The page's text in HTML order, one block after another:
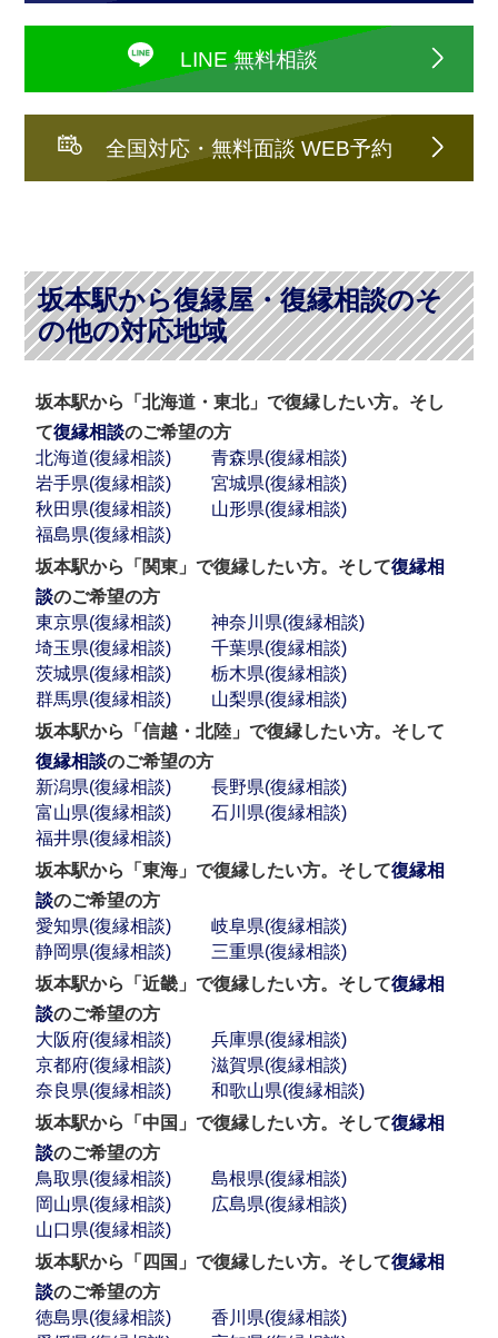
LINE 無料相談
全国対応・無料面談 WEB予約
坂本駅から復縁屋・復縁相談のそ
の他の対応地域
坂本駅から「北海道・東北」で復縁したい方。そし
て復縁相談のご希望の方
北海道(復縁相談)
青森県(復縁相談)
岩手県(復縁相談)
宮城県(復縁相談)
秋田県(復縁相談)
山形県(復縁相談)
福島県(復縁相談)
坂本駅から「関東」で復縁したい方。そして復縁相
談のご希望の方
東京県(復縁相談)
神奈川県(復縁相談)
埼玉県(復縁相談)
千葉県(復縁相談)
茨城県(復縁相談)
栃木県(復縁相談)
群馬県(復縁相談)
山梨県(復縁相談)
坂本駅から「信越・北陸」で復縁したい方。そして
復縁相談のご希望の方
新潟県(復縁相談)
長野県(復縁相談)
富山県(復縁相談)
石川県(復縁相談)
福井県(復縁相談)
坂本駅から「東海」で復縁したい方。そして復縁相
談のご希望の方
愛知県(復縁相談)
岐阜県(復縁相談)
静岡県(復縁相談)
三重県(復縁相談)
坂本駅から「近畿」で復縁したい方。そして復縁相
談のご希望の方
大阪府(復縁相談)
兵庫県(復縁相談)
京都府(復縁相談)
滋賀県(復縁相談)
奈良県(復縁相談)
和歌山県(復縁相談)
坂本駅から「中国」で復縁したい方。そして復縁相
談のご希望の方
鳥取県(復縁相談)
島根県(復縁相談)
岡山県(復縁相談)
広島県(復縁相談)
山口県(復縁相談)
坂本駅から「四国」で復縁したい方。そして復縁相
談のご希望の方
徳島県(復縁相談)
香川県(復縁相談)